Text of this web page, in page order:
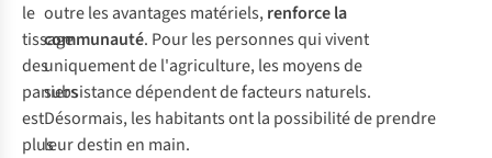
le
tissage
des
paniers
est
plus
outre les avantages matériels,renforce la
communauté. Pour les personnes qui vivent
uniquement de l'agriculture, les moyens de
subsistance dépendent de facteurs naturels.
Désormais, les habitants ont la possibilité de prendre
leur destin en main.